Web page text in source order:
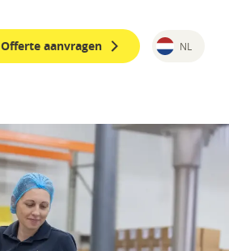
Offerte aanvragen NL